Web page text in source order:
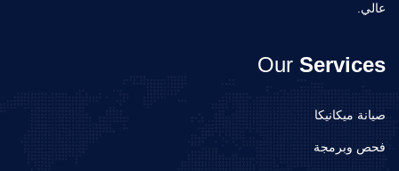
عالي.
Our Services
صيانة ميكانيكا
فحص وبرمجة